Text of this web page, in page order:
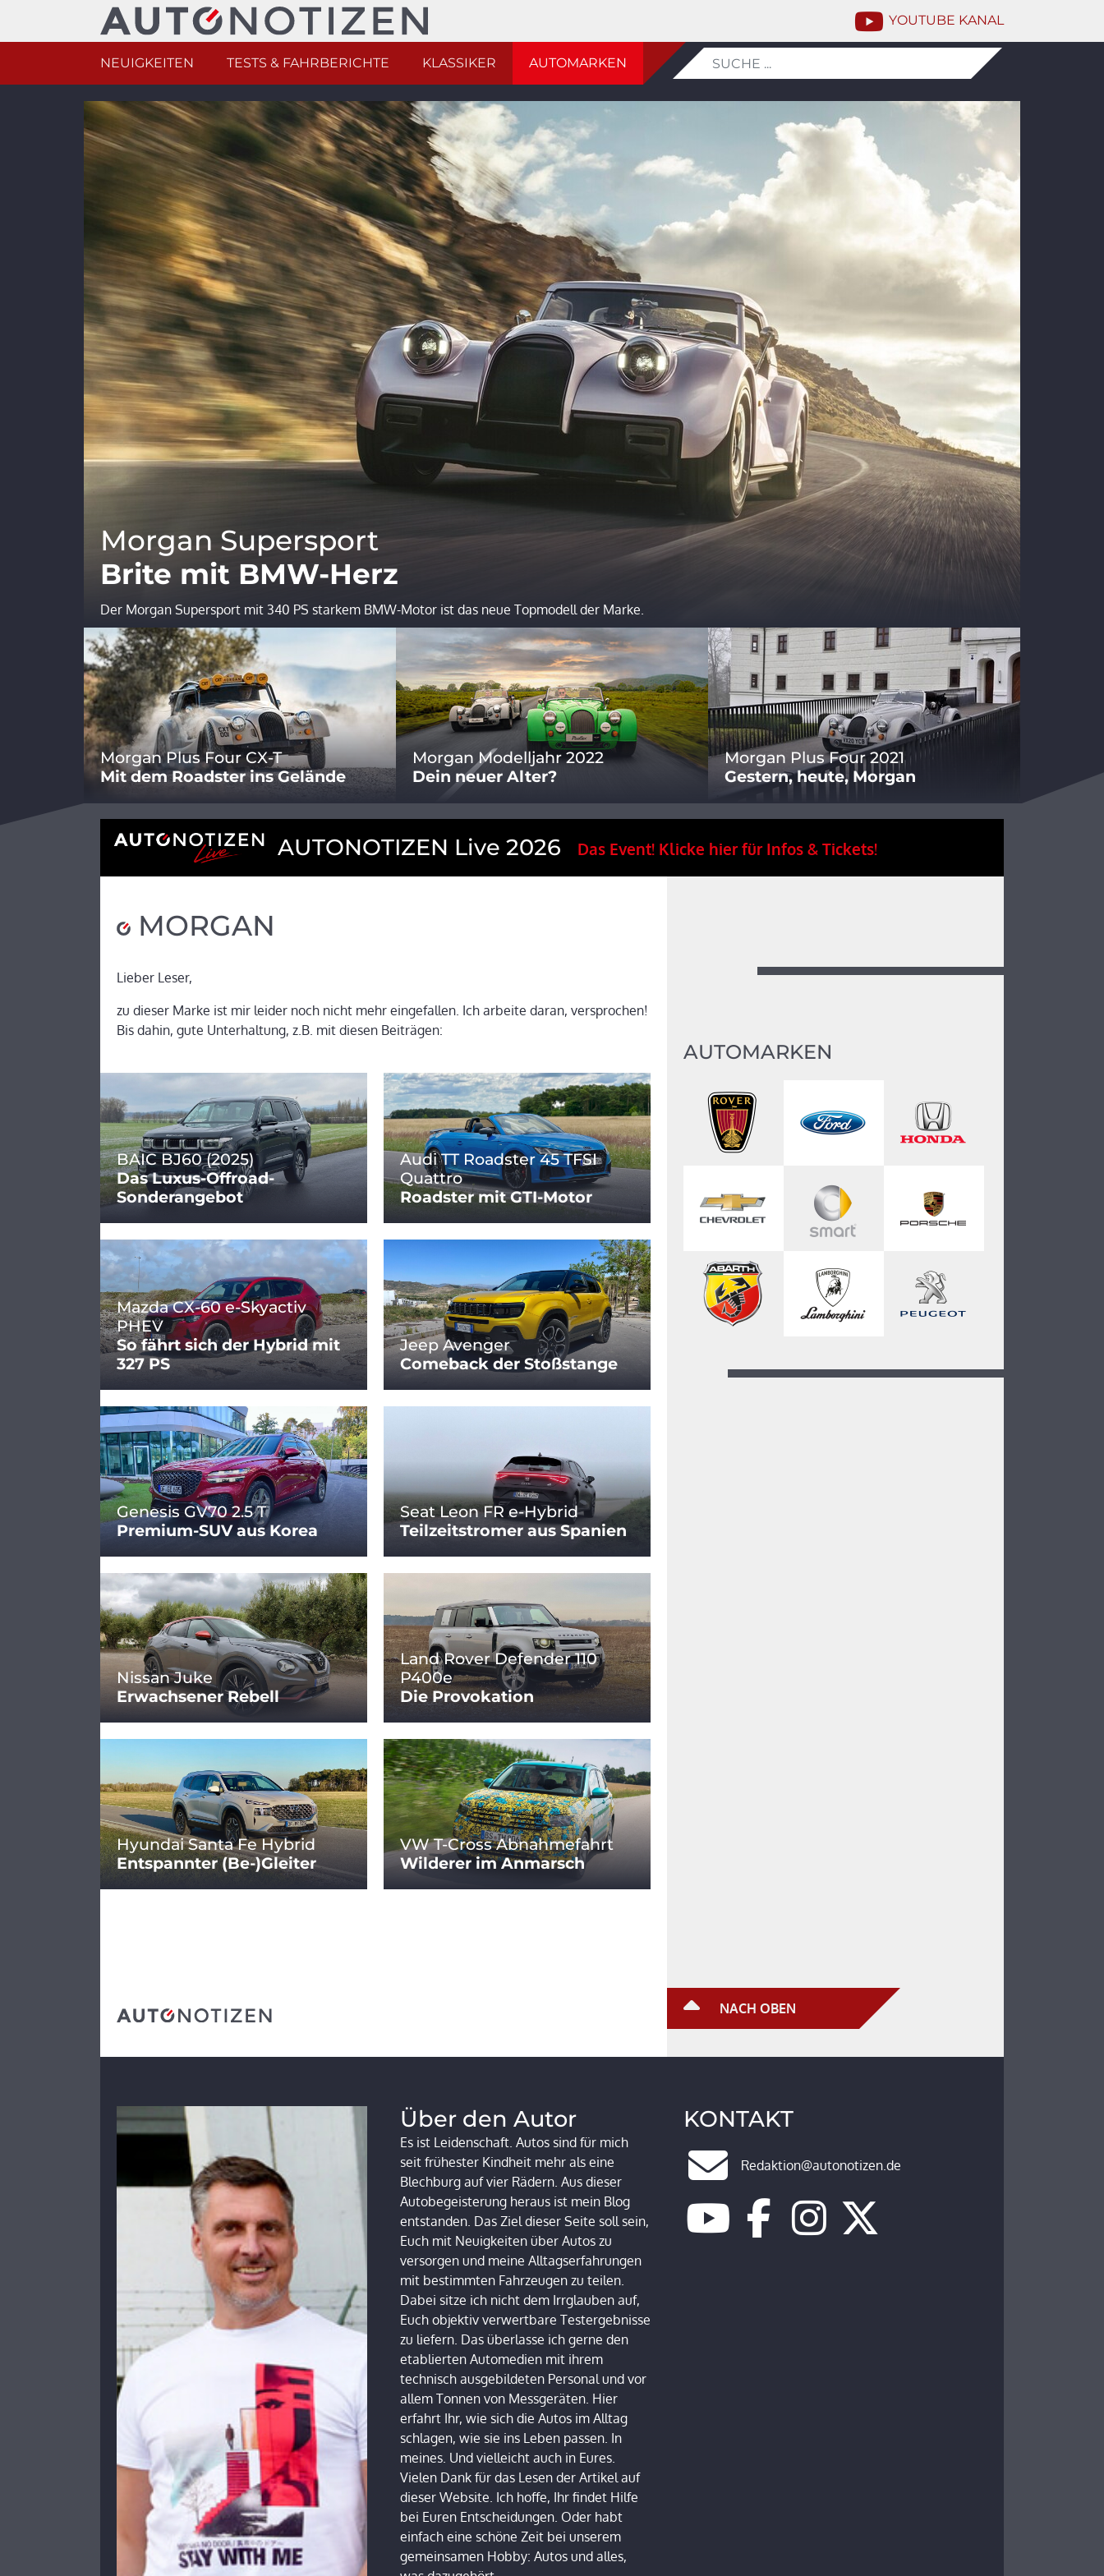
YOUTUBE KANAL
NEUIGKEITEN TESTS & FAHRBERICHTE KLASSIKER AUTOMARKEN
Morgan Supersport
Brite mit BMW-Herz
Der Morgan Supersport mit 340 PS starkem BMW-Motor ist das neue Topmodell der Marke.
Morgan Plus Four CX-T
Mit dem Roadster ins Gelände
Morgan Modelljahr 2022
Dein neuer Alter?
Morgan Plus Four 2021
Gestern, heute, Morgan
AUTONOTIZEN Live 2026 Das Event! Klicke hier für Infos & Tickets!
MORGAN
Lieber Leser,
zu dieser Marke ist mir leider noch nicht mehr eingefallen. Ich arbeite daran, versprochen!
Bis dahin, gute Unterhaltung, z.B. mit diesen Beiträgen:
BAIC BJ60 (2025)
Das Luxus-Offroad-
Sonderangebot
Audi TT Roadster 45 TFSI
Quattro
Roadster mit GTI-Motor
Mazda CX-60 e-Skyactiv
PHEV
So fährt sich der Hybrid mit
327 PS
Jeep Avenger
Comeback der Stoßstange
Genesis GV70 2.5 T
Premium-SUV aus Korea
Seat Leon FR e-Hybrid
Teilzeitstromer aus Spanien
Nissan Juke
Erwachsener Rebell
Land Rover Defender 110
P400e
Die Provokation
Hyundai Santa Fe Hybrid
Entspannter (Be-)Gleiter
VW T-Cross Abnahmefahrt
Wilderer im Anmarsch
AUTOMARKEN
NACH OBEN
Über den Autor
Es ist Leidenschaft. Autos sind für mich
seit frühester Kindheit mehr als eine
Blechburg auf vier Rädern. Aus dieser
Autobegeisterung heraus ist mein Blog
entstanden. Das Ziel dieser Seite soll sein,
Euch mit Neuigkeiten über Autos zu
versorgen und meine Alltagserfahrungen
mit bestimmten Fahrzeugen zu teilen.
Dabei sitze ich nicht dem Irrglauben auf,
Euch objektiv verwertbare Testergebnisse
zu liefern. Das überlasse ich gerne den
etablierten Automedien mit ihrem
technisch ausgebildeten Personal und vor
allem Tonnen von Messgeräten. Hier
erfahrt Ihr, wie sich die Autos im Alltag
schlagen, wie sie ins Leben passen. In
meines. Und vielleicht auch in Eures.
Vielen Dank für das Lesen der Artikel auf
dieser Website. Ich hoffe, Ihr findet Hilfe
bei Euren Entscheidungen. Oder habt
einfach eine schöne Zeit bei unserem
gemeinsamen Hobby: Autos und alles,
KONTAKT
Redaktion@autonotizen.de